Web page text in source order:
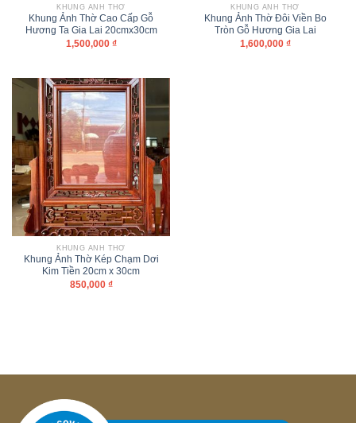
KHUNG ẢNH THỜ
Khung Ảnh Thờ Cao Cấp Gỗ
Hương Ta Gia Lai 20cmx30cm
1,500,000 ₫
KHUNG ẢNH THỜ
Khung Ảnh Thờ Đôi Viền Bo
Tròn Gỗ Hương Gia Lai
1,600,000 ₫
KHUNG ẢNH THỜ
Khung Ảnh Thờ Kép Chạm Dơi
Kim Tiền 20cm x 30cm
850,000 ₫